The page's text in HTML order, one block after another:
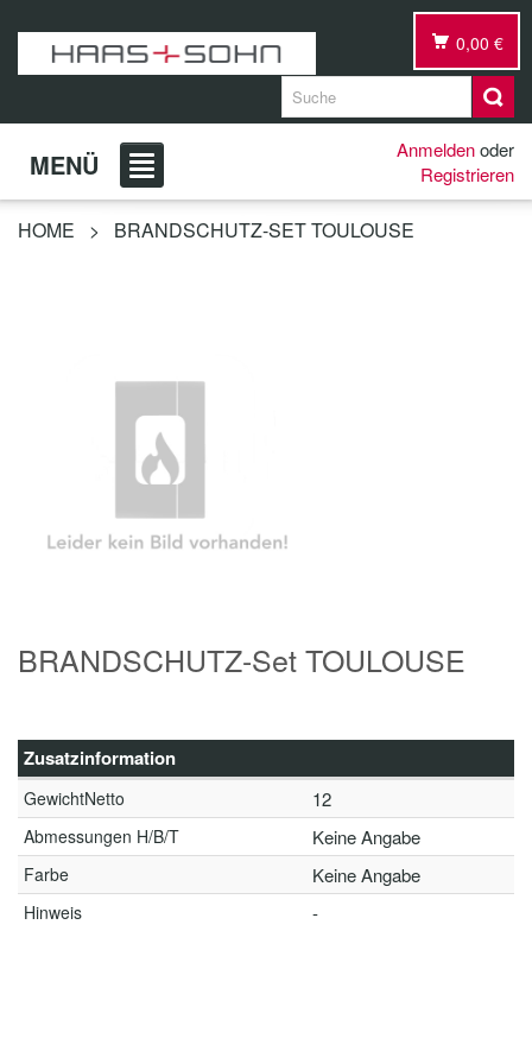
0,00 €
MENÜ Anmeldenoder
Registrieren
HOME > BRANDSCHUTZ-SET TOULOUSE
BRANDSCHUTZ-Set TOULOUSE
Zusatzinformation
GewichtNetto 12
Abmessungen H/B/T Keine Angabe
Farbe Keine Angabe
Hinweis -